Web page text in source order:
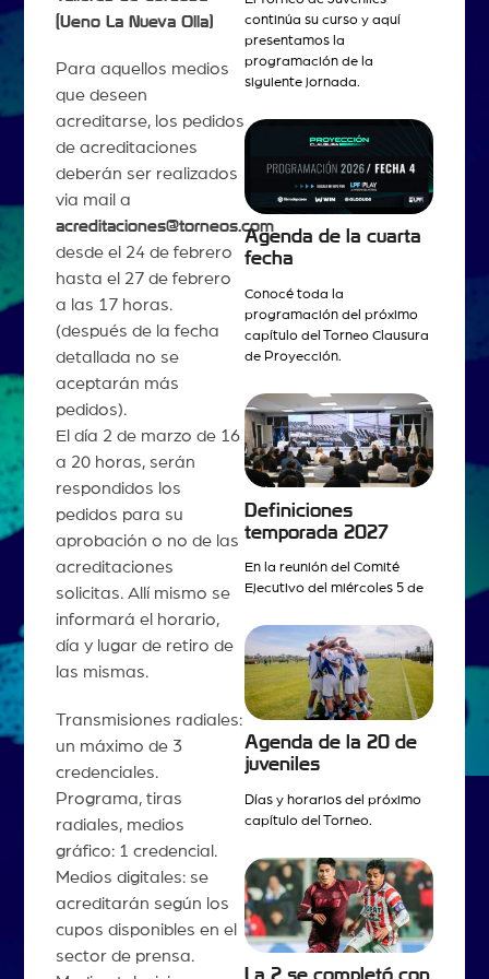
(Ueno La Nueva Olla)
Para aquellos medios
que deseen
acreditarse, los pedidos
de acreditaciones
deberán ser realizados
via mail a
acreditaciones@torneos.com
desde el 24 de febrero
hasta el 27 de febrero
a las 17 horas.
(después de la fecha
detallada no se
aceptarán más
pedidos).
El día 2 de marzo de 16
a 20 horas, serán
respondidos los
pedidos para su
aprobación o no de las
acreditaciones
solicitas. Allí mismo se
informará el horario,
día y lugar de retiro de
las mismas.
Transmisiones radiales:
un máximo de 3
credenciales.
Programa, tiras
radiales, medios
gráfico: 1 credencial.
Medios digitales: se
acreditarán según los
cupos disponibles en el
sector de prensa.
continúa su curso y aquí
presentamos la
programación de la
siguiente jornada.
Agenda de la cuarta
fecha
Conocé toda la
programación del próximo
capítulo del Torneo Clausura
de Proyección.
Definiciones
temporada 2027
En la reunión del Comité
Ejecutivo del miércoles 5 de
Agenda de la 20 de
juveniles
Días y horarios del próximo
capítulo del Torneo.
La 2 se completó con